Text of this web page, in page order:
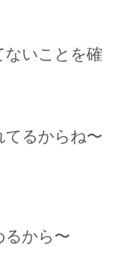
いことを確
るからね〜
から〜